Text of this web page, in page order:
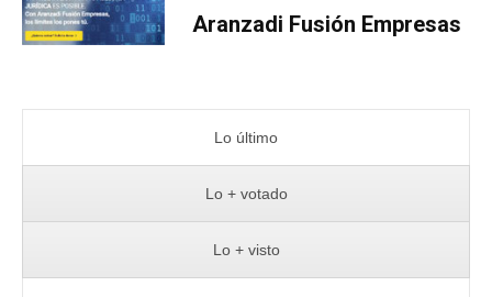
Aranzadi Fusión Empresas
Lo último
Lo + votado
Lo + visto